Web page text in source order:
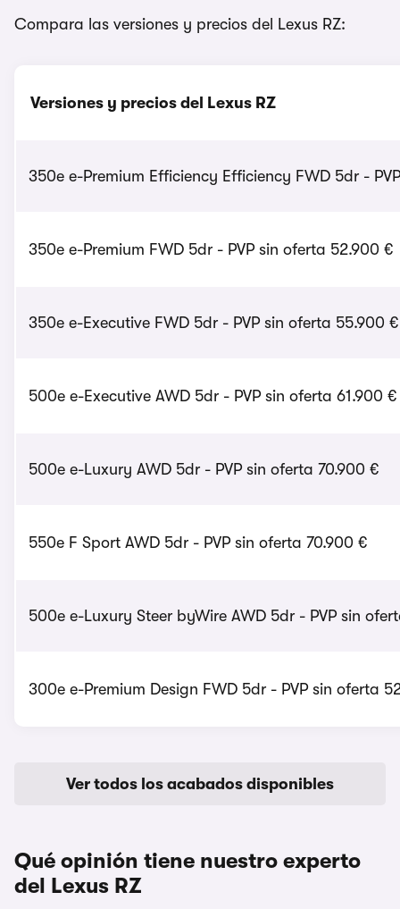
Compara las versiones y precios del Lexus RZ:
Versiones y precios del Lexus RZ
350e e-Premium Efficiency Efficiency FWD 5dr -
350e e-Premium FWD 5dr - PVP sin oferta 52.900 €
350e e-Executive FWD 5dr - PVP sin oferta 55.900 €
500e e-Executive AWD 5dr - PVP sin oferta 61.900 €
500e e-Luxury AWD 5dr - PVP sin oferta 70.900 €
550e F Sport AWD 5dr - PVP sin oferta 70.900 €
500e e-Luxury Steer byWire AWD 5dr - PVP sin
300e e-Premium Design FWD 5dr - PVP sin oferta
Ver todos los acabados disponibles
Qué opinión tiene nuestro experto
del Lexus RZ